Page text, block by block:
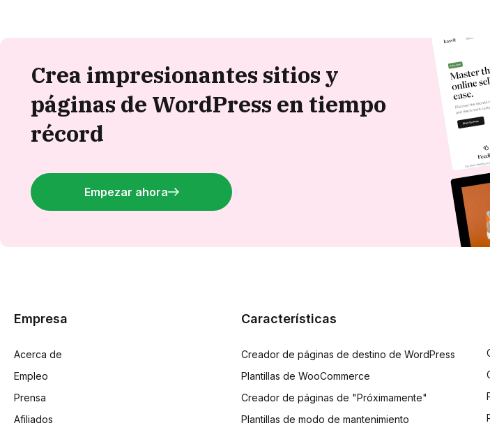
Crea impresionantes sitios y
páginas de WordPress en tiempo
récord
Empezar ahora
Empresa
Acerca de
Empleo
Prensa
Afiliados
Características
Creador de páginas de destino de WordPress
Plantillas de WooCommerce
Creador de páginas de "Próximamente"
Plantillas de modo de mantenimiento